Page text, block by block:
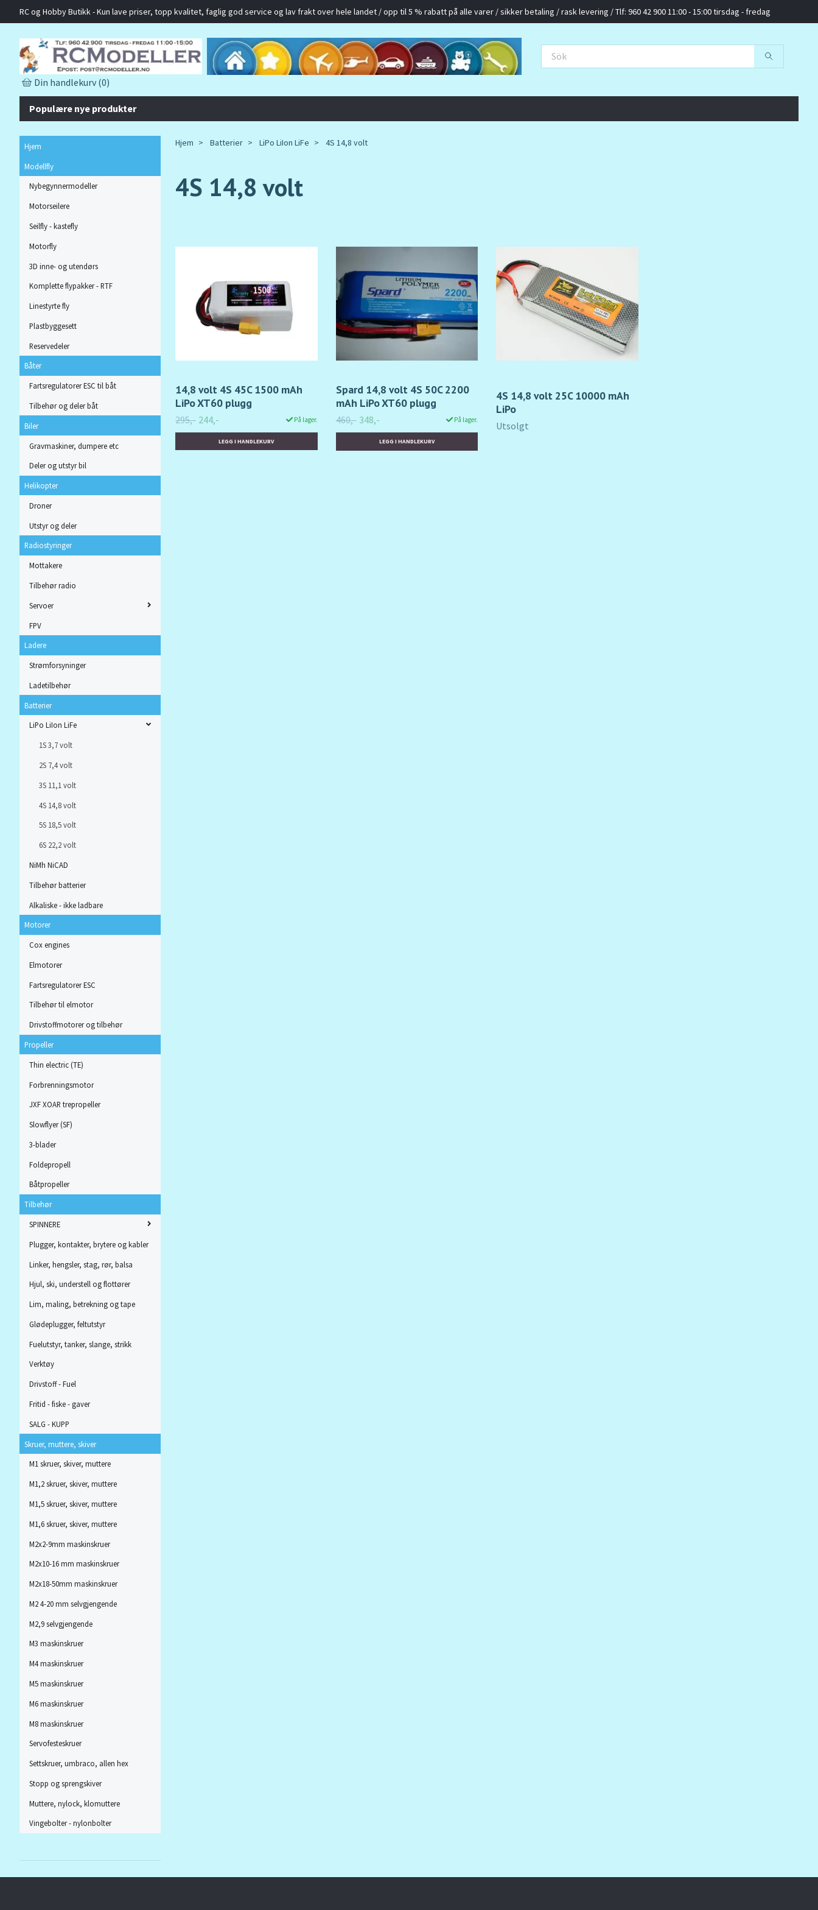
RC og Hobby Butikk - Kun lave priser, topp kvalitet, faglig god service og lav frakt over hele landet / opp til 5 % rabatt på alle varer / sikker betaling / rask levering / Tlf: 960 42 900 11:00 - 15:00 tirsdag - fredag
Din handlekurv (0)
Populære nye produkter
Hjem
Modellfly
Nybegynnermodeller
Motorseilere
Seilfly - kastefly
Motorfly
3D inne- og utendørs
Komplette flypakker - RTF
Linestyrte fly
Plastbyggesett
Reservedeler
Båter
Fartsregulatorer ESC til båt
Tilbehør og deler båt
Biler
Gravmaskiner, dumpere etc
Deler og utstyr bil
Helikopter
Droner
Utstyr og deler
Radiostyringer
Mottakere
Tilbehør radio
Servoer
FPV
Ladere
Strømforsyninger
Ladetilbehør
Batterier
LiPo LiIon LiFe
1S 3,7 volt
2S 7,4 volt
3S 11,1 volt
4S 14,8 volt
5S 18,5 volt
6S 22,2 volt
NiMh NiCAD
Tilbehør batterier
Alkaliske - ikke ladbare
Motorer
Cox engines
Elmotorer
Fartsregulatorer ESC
Tilbehør til elmotor
Drivstoffmotorer og tilbehør
Propeller
Thin electric (TE)
Forbrenningsmotor
JXF XOAR trepropeller
Slowflyer (SF)
3-blader
Foldepropell
Båtpropeller
Tilbehør
SPINNERE
Plugger, kontakter, brytere og kabler
Linker, hengsler, stag, rør, balsa
Hjul, ski, understell og flottører
Lim, maling, betrekning og tape
Glødeplugger, feltutstyr
Fuelutstyr, tanker, slange, strikk
Verktøy
Drivstoff - Fuel
Fritid - fiske - gaver
SALG - KUPP
Skruer, muttere, skiver
M1 skruer, skiver, muttere
M1,2 skruer, skiver, muttere
M1,5 skruer, skiver, muttere
M1,6 skruer, skiver, muttere
M2x2-9mm maskinskruer
M2x10-16 mm maskinskruer
M2x18-50mm maskinskruer
M2 4-20 mm selvgjengende
M2,9 selvgjengende
M3 maskinskruer
M4 maskinskruer
M5 maskinskruer
M6 maskinskruer
M8 maskinskruer
Servofesteskruer
Settskruer, umbraco, allen hex
Stopp og sprengskiver
Muttere, nylock, klomuttere
Vingebolter - nylonbolter
Hjem Batterier LiPo LiIon LiFe 4S 14,8 volt
4S 14,8 volt
14,8 volt 4S 45C 1500 mAh
LiPo XT60 plugg
295,- 244,- På lager.
Spard 14,8 volt 4S 50C 2200
mAh LiPo XT60 plugg
460,- 348,- På lager.
4S 14,8 volt 25C 10000 mAh
LiPo
Utsolgt